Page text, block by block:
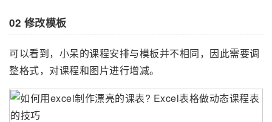
02 修改模板
可以看到，小呆的课程安排与模板并不相同，因此需要调
整格式，对课程和图片进行增减。